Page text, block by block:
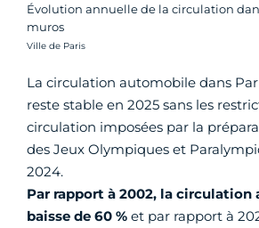
Évolution annuelle de la circulation
muros
Crédit photo :
Ville de Paris
La circulation automobile dans
reste stable en 2025 sans les
circulation imposées par la
des Jeux Olympiques et
2024.
Par rapport à 2002, la
baisse de 60 % et par rapport à